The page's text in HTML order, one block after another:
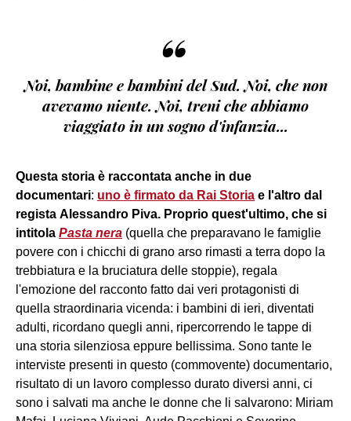
“
Noi, bambine e bambini del Sud. Noi, che non
avevamo niente. Noi, treni che abbiamo
viaggiato in un sogno d'infanzia...
Questa storia è raccontata anche in due
documentari: uno è firmato da Rai Storia e l'altro dal
regista Alessandro Piva. Proprio quest'ultimo, che si
intitola Pasta nera (quella che preparavano le famiglie
povere con i chicchi di grano arso rimasti a terra dopo la
trebbiatura e la bruciatura delle stoppie), regala
l'emozione del racconto fatto dai veri protagonisti di
quella straordinaria vicenda: i bambini di ieri, diventati
adulti, ricordano quegli anni, ripercorrendo le tappe di
una storia silenziosa eppure bellissima. Sono tante le
interviste presenti in questo (commovente) documentario,
risultato di un lavoro complesso durato diversi anni, ci
sono i salvati ma anche le donne che li salvarono: Miriam